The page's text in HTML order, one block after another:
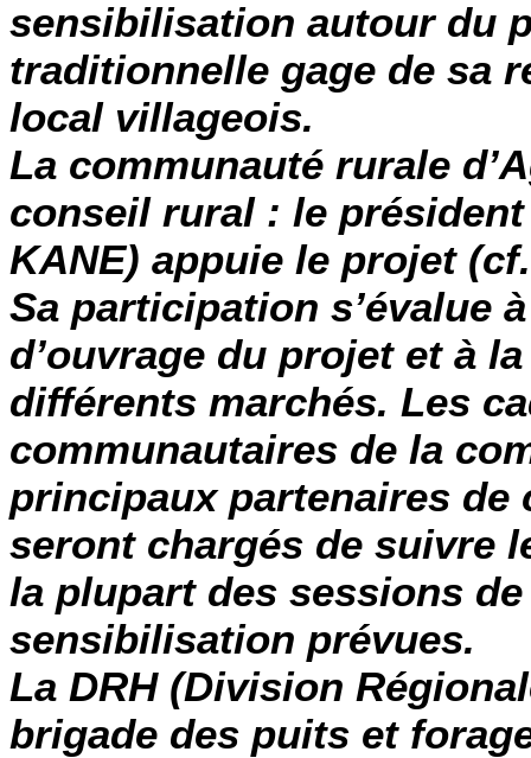
sensibilisation autour du
traditionnelle gage de sa
local villageois.
La communauté rurale
conseil rural: le président
KANE) appuie le projet
Sa participation s’évalue
d’ouvrage du projet et à
différents marchés. Les
communautaires de la
principaux partenaires de
seront chargés de suivre
la plupart des sessions
sensibilisation prévues.
La DRH(Division
brigade des puits et